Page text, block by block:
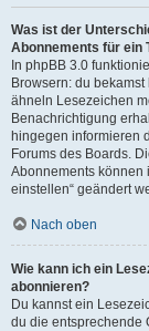
Was ist der
Abonnements für ein
In phpBB 3.0
Browsern: du
ähneln Lesezeichen
Benachrichtigung
hingegen informieren
Forums des Boards.
Abonnements können
einstellen“ geändert
Nach oben
Wie kann ich ein
abonnieren?
Du kannst ein
du die entsprechende